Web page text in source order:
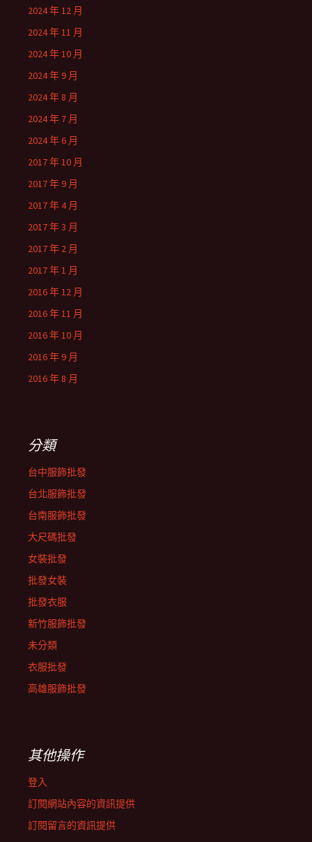
2024 年 12 月
2024 年 11 月
2024 年 10 月
2024 年 9 月
2024 年 8 月
2024 年 7 月
2024 年 6 月
2017 年 10 月
2017 年 9 月
2017 年 4 月
2017 年 3 月
2017 年 2 月
2017 年 1 月
2016 年 12 月
2016 年 11 月
2016 年 10 月
2016 年 9 月
2016 年 8 月
分類
台中服飾批發
台北服飾批發
台南服飾批發
大尺碼批發
女裝批發
批發女裝
批發衣服
新竹服飾批發
未分類
衣服批發
高雄服飾批發
其他操作
登入
訂閱網站內容的資訊提供
訂閱留言的資訊提供